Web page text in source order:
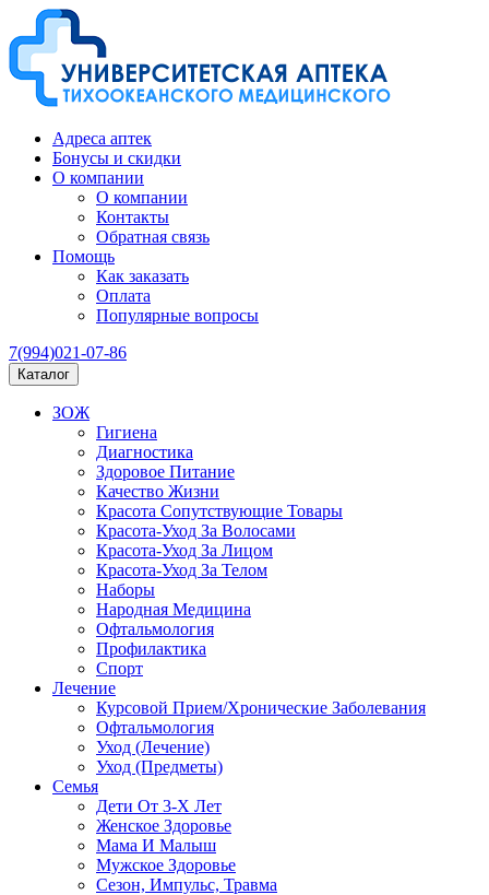
Адреса аптек
Бонусы и скидки
О компании
О компании
Контакты
Обратная связь
Помощь
Как заказать
Оплата
Популярные вопросы
7(994)021-07-86
Каталог
ЗОЖ
Гигиена
Диагностика
Здоровое Питание
Качество Жизни
Красота Сопутствующие Товары
Красота-Уход За Волосами
Красота-Уход За Лицом
Красота-Уход За Телом
Наборы
Народная Медицина
Офтальмология
Профилактика
Спорт
Лечение
Курсовой Прием/Хронические Заболевания
Офтальмология
Уход (Лечение)
Уход (Предметы)
Семья
Дети От 3-Х Лет
Женское Здоровье
Мама И Малыш
Мужское Здоровье
Сезон, Импульс, Травма